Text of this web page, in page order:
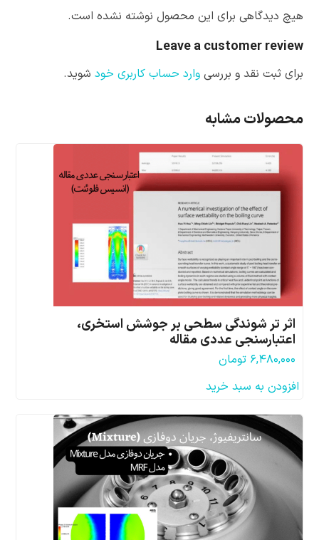
هیچ دیدگاهی برای این محصول نوشته نشده است.
Leave a customer review
برای ثبت نقد و بررسیوارد حساب کاربری خود شوید.
محصولات مشابه
اثر تر شوندگی سطحی بر جوشش استخری،
اعتبارسنجی عددی مقاله
۶,۴۸۰,۰۰۰ تومان
افزودن به سبد خرید